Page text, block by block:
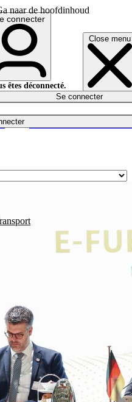
naar de hoofdinhoud
Close menu
connecter
êtes déconnecté.
Se connecter